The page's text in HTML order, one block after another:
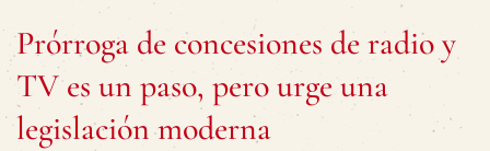
Prórroga de concesiones de radio y
TV es un paso, pero urge una
legislación moderna